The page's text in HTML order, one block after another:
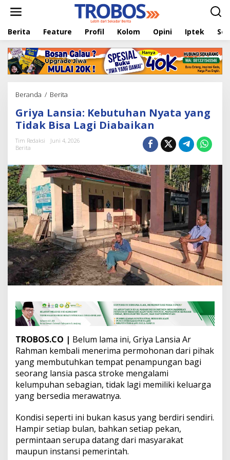
t
Berita Feature Profil Kolom Opini Iptek
Beranda / Berita
i
y
a
L
s
i
a
:
b
u
t
u
h
a
n
N
a
t
a
y
a
n
g
T
i
d
a
B
i
s
a
L
Griya Lansia: Kebutuhan Nyata yang
Tidak Bisa Lagi Diabaikan
Tim Redaksi
Juni 4, 2026
Berita
TROBOS.CO | Belum lama ini, Griya Lansia Ar
Rahman kembali menerima permohonan dari pihak
yang membutuhkan tempat penampungan bagi
seorang lansia pasca stroke mengalami
kelumpuhan sebagian, tidak lagi memiliki keluarga
yang bersedia merawatnya.
Kondisi seperti ini bukan kasus yang berdiri sendiri.
Hampir setiap bulan, bahkan setiap pekan,
permintaan serupa datang dari masyarakat
maupun instansi pemerintah.